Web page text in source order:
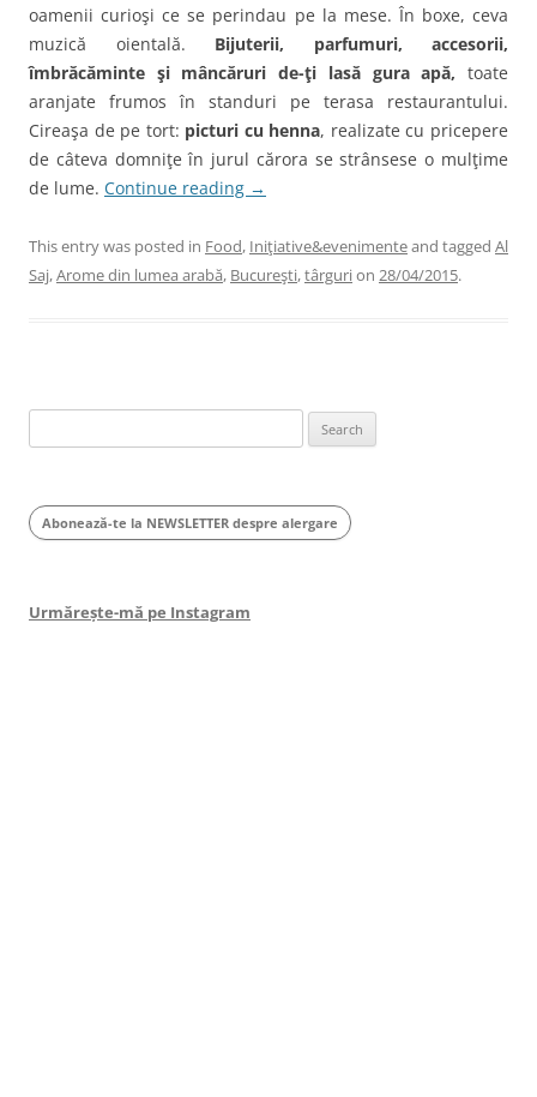
oamenii curioşi ce se perindau pe la mese. În boxe, ceva
muzică oientală. Bijuterii, parfumuri, accesorii,
îmbrăcăminte şi mâncăruri de-ţi lasă gura apă, toate
aranjate frumos în standuri pe terasa restaurantului.
Cireaşa de pe tort: picturi cu henna, realizate cu pricepere
de câteva domniţe în jurul cărora se strânsese o mulţime
de lume. Continue reading →
This entry was posted in Food, Iniţiative&evenimenteand tagged Al
Saj,Arome din lumea arabă, Bucureşti,târgurion 28/04/2015.
for:
Abonează-te la NEWSLETTER despre alergare
Urmărește-mă pe Instagram